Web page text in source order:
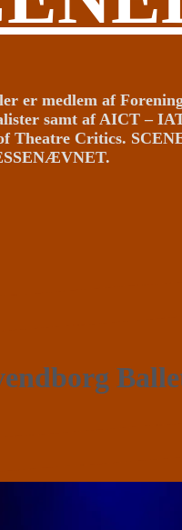
er medlem af
samt af AICT –
Theatre Critics.